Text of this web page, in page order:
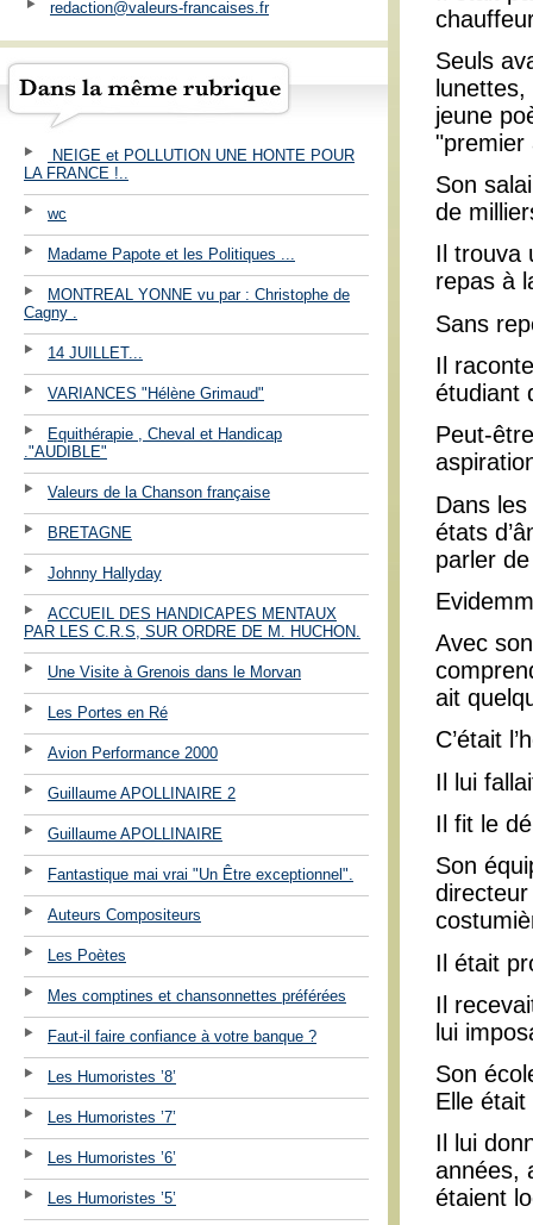
redaction@valeurs-francaises.fr
NEIGE et POLLUTION UNE HONTE POUR
LA FRANCE !..
wc
Madame Papote et les Politiques ...
MONTREAL YONNE vu par : Christophe de
Cagny .
14 JUILLET...
VARIANCES "Hélène Grimaud"
Equithérapie , Cheval et Handicap
."AUDIBLE"
Valeurs de la Chanson française
BRETAGNE
Johnny Hallyday
ACCUEIL DES HANDICAPES MENTAUX
PAR LES C.R.S, SUR ORDRE DE M. HUCHON.
Une Visite à Grenois dans le Morvan
Les Portes en Ré
Avion Performance 2000
Guillaume APOLLINAIRE 2
Guillaume APOLLINAIRE
Fantastique mai vrai "Un Être exceptionnel".
Auteurs Compositeurs
Les Poètes
Mes comptines et chansonnettes préférées
Faut-il faire confiance à votre banque ?
Les Humoristes ’8’
Les Humoristes ’7’
Les Humoristes ’6’
Les Humoristes ’5’
Seuls
jeune
"premier
Son
de
Il trouva
repas à
Sans
Il
étudiant
Peut-
Dans
états
parler
Avec
ait
C’était
Il lui
Il fit le
Son
Il était
Il
lui
Son
Elle
Il lui
années,
étaient